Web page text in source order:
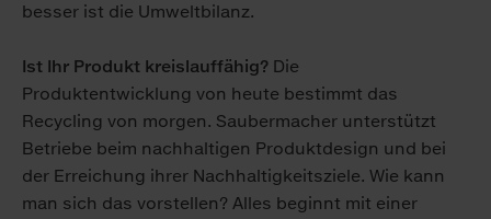
besser ist die Umweltbilanz.
Ist Ihr Produkt kreislauffähig? Die
Produktentwicklung von heute bestimmt das
Recycling von morgen. Saubermacher unterstützt
Betriebe beim nachhaltigen Produktdesign und bei
der Erreichung ihrer Nachhaltigkeitsziele. Wie kann
man sich das vorstellen? Alles beginnt mit einer